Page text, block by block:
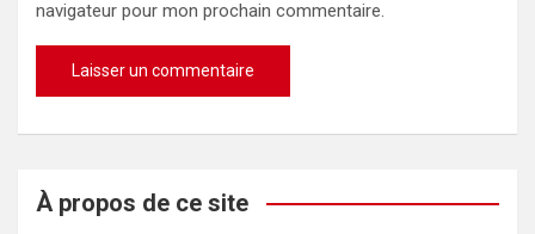
navigateur pour mon prochain commentaire.
À propos de ce site